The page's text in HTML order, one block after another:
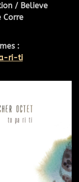
/ Believe
Corre
:
ri-ti